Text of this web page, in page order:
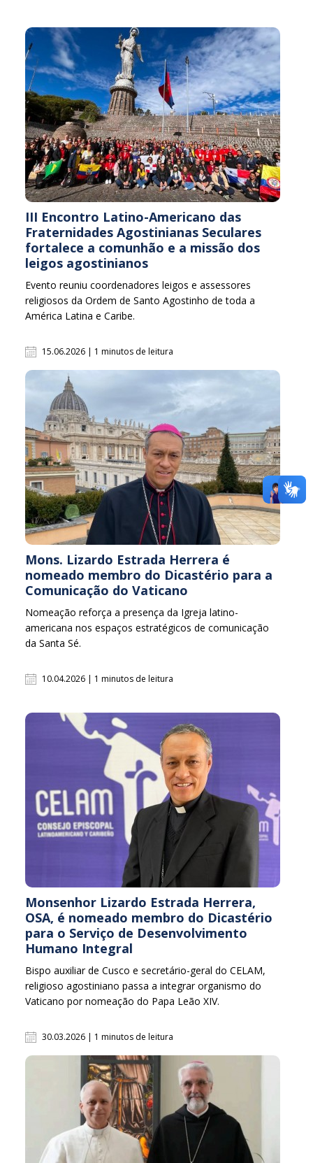
III Encontro Latino-Americano das
Fraternidades Agostinianas Seculares
fortalece a comunhão e a missão dos
leigos agostinianos
Evento reuniu coordenadores leigos e assessores
religiosos da Ordem de Santo Agostinho de toda a
América Latina e Caribe.
15.06.2026 | 1 minutos de leitura
Mons. Lizardo Estrada Herrera é
nomeado membro do Dicastério para a
Comunicação do Vaticano
Nomeação reforça a presença da Igreja latino-
americana nos espaços estratégicos de comunicação
da Santa Sé.
10.04.2026 | 1 minutos de leitura
Monsenhor Lizardo Estrada Herrera,
OSA, é nomeado membro do Dicastério
para o Serviço de Desenvolvimento
Humano Integral
Bispo auxiliar de Cusco e secretário-geral do CELAM,
religioso agostiniano passa a integrar organismo do
Vaticano por nomeação do Papa Leão XIV.
30.03.2026 | 1 minutos de leitura